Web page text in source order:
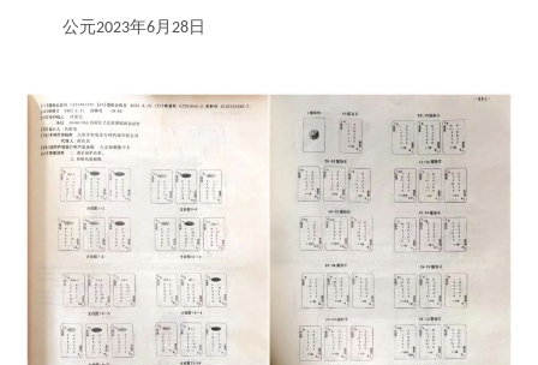
公元2023年6月 28 日